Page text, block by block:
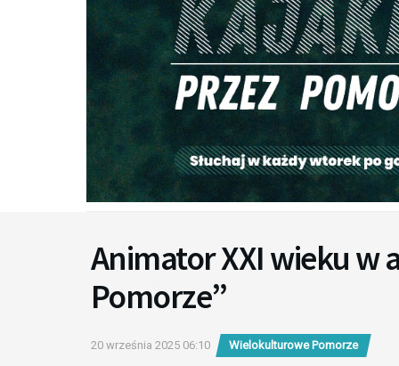
Animator XXI wieku w
Pomorze”
20 września 2025 06:10 Wielokulturowe Pomorze